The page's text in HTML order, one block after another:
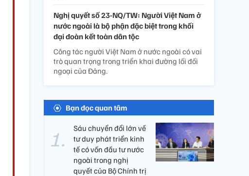
Nghị quyết số 23-NQ/TW: Người Việt Nam ở
nước ngoài là bộ phận đặc biệt trong khối
đại đoàn kết toàn dân tộc
Công tác người Việt Nam ở nước ngoài có vai
trò quan trọng trong triển khai đường lối đối
ngoại của Đảng.
Bạn đọc quan tâm
Sáu chuyển đổi lớn về
tư duy phát triển kinh
tế có vốn đầu tư nước
ngoài trong nghị
quyết của Bộ Chính trị